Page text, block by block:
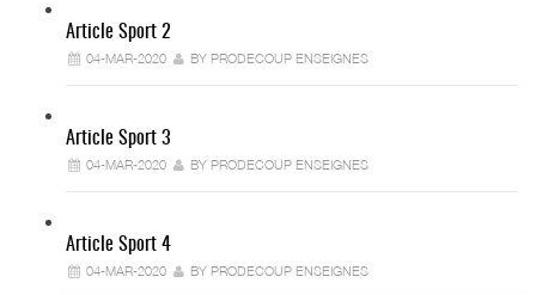
Article Sport 2
04-MAR-2020 BY PRODECOUP ENSEIGNES
Article Sport 3
04-MAR-2020 BY PRODECOUP ENSEIGNES
Article Sport 4
04-MAR-2020 BY PRODECOUP ENSEIGNES